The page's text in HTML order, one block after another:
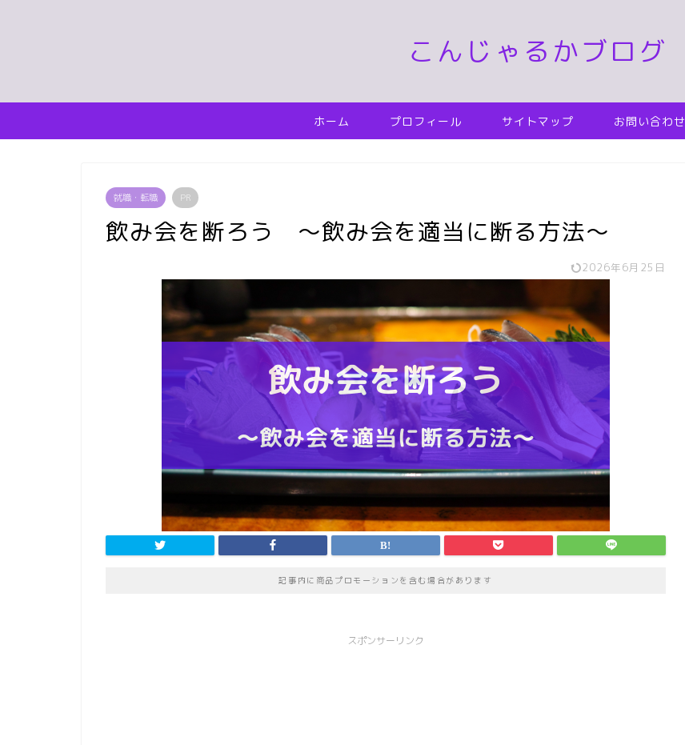
こんじゃるかブログ
ホーム プロフィール サイトマップ お問い合わせ
就職・転職 PR
飲み会を断ろう ～飲み会を適当に断る方法～
2026年6月25日
記事内に商品プロモーションを含む場合があります
スポンサーリンク